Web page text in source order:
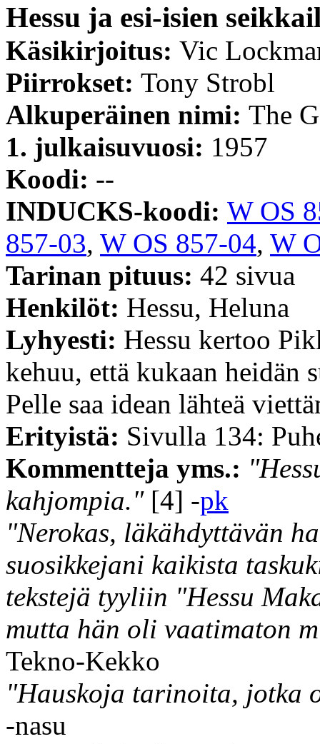
Hessu ja esi-isien
Käsikirjoitus: Vic
Piirrokset: Tony Strobl
Alkuperäinen nimi: The
1. julkaisuvuosi: 1957
Koodi: --
INDUCKS-koodi: W OS
857-03, W OS 857-04, W
Tarinan pituus: 42 sivua
Henkilöt: Hessu, Heluna
Lyhyesti: Hessu kertoo
kehuu, että kukaan heidän
Pelle saa idean lähteä
Erityistä: Sivulla 134:
Kommentteja yms.:
kahjompia."[4] -pk
"Nerokas, läkähdyttävän
suosikkejani kaikista
tekstejä tyyliin "Hessu
mutta hän oli vaatimaton
Tekno-Kekko
"Hauskoja tarinoita, jotka
-nasu